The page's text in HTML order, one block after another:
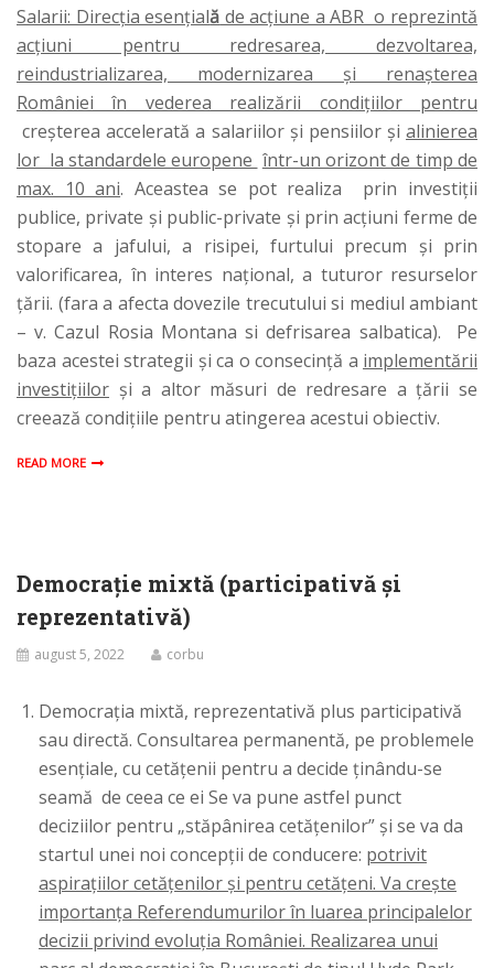
Salarii: Direcția esențială de acțiune a ABR o reprezintă
acțiuni pentru redresarea, dezvoltarea,
reindustrializarea, modernizarea și renașterea
României în vederea realizării condițiilor pentru
creșterea accelerată a salariilor și pensiilor și alinierea
lor la standardele europene într-un orizont de timp de
max. 10 ani. Aceastea se pot realiza prin investiţii
publice, private şi public-private și prin acțiuni ferme de
stopare a jafului, a risipei, furtului precum și prin
valorificarea, în interes național, a tuturor resurselor
țării. (fara a afecta dovezile trecutului si mediul ambiant
– v. Cazul Rosia Montana si defrisarea salbatica). Pe
baza acestei strategii şi ca o consecinţă a implementării
investiţiilor şi a altor măsuri de redresare a ţării se
creează condiţiile pentru atingerea acestui obiectiv.
READ MORE
Democrație mixtă (participativă și
reprezentativă)
august 5, 2022 corbu
Democrația mixtă, reprezentativă plus participativă
sau directă. Consultarea permanentă, pe problemele
esențiale, cu cetățenii pentru a decide ținându-se
seamă de ceea ce ei Se va pune astfel punct
deciziilor pentru „stăpânirea cetățenilor” și se va da
startul unei noi concepții de conducere: potrivit
aspirațiilor cetățenilor și pentru cetățeni. Va crește
importanța Referendumurilor în luarea principalelor
decizii privind evoluția României. Realizarea unui